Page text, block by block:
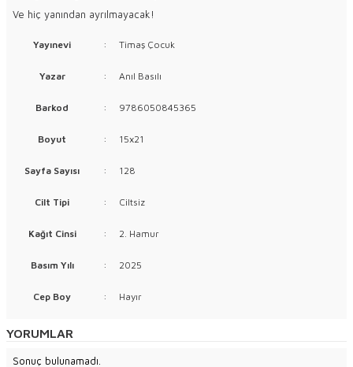
Ve hiç yanından ayrılmayacak!
Yayınevi : Timaş Çocuk
Yazar : Anıl Basılı
Barkod : 9786050845365
Boyut : 15x21
Sayfa Sayısı : 128
Cilt Tipi : Ciltsiz
Kağıt Cinsi : 2. Hamur
Basım Yılı : 2025
Cep Boy : Hayır
YORUMLAR
Sonuç bulunamadı.